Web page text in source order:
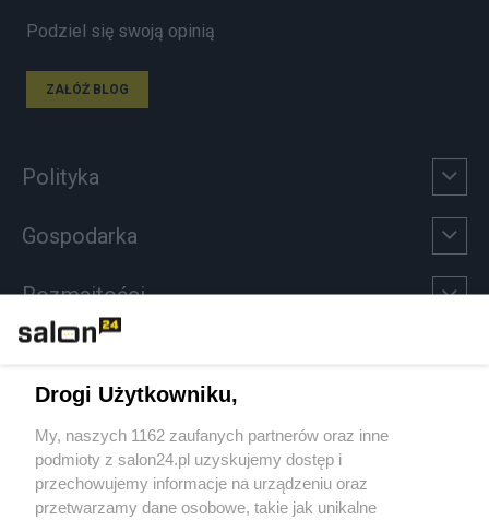
Podziel się swoją opinią
ZAŁÓŻ BLOG
Polityka
Gospodarka
Rozmaitości
Sport
Społeczeństwo
Drogi Użytkowniku,
My, naszych 1162 zaufanych partnerów oraz inne
podmioty z salon24.pl uzyskujemy dostęp i
przechowujemy informacje na urządzeniu oraz
przetwarzamy dane osobowe, takie jak unikalne